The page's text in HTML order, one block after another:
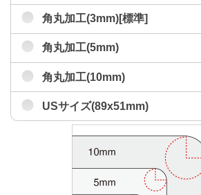
角丸加工(3mm)[標準]
角丸加工(5mm)
角丸加工(10mm)
USサイズ(89x51mm)